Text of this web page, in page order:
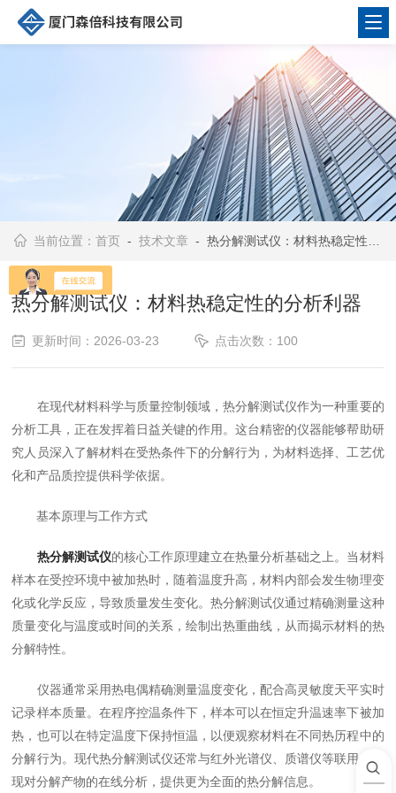
当前位置：首页 -技术文章 - 热分解测试仪：材料热稳定性的分析利器
热分解测试仪：材料热稳定性的分析利器
更新时间：2026-03-23 点击次数：100
在现代材料科学与质量控制领域，热分解测试仪作为一种重要的
分析工具，正在发挥着日益关键的作用。这台精密的仪器能够帮助研
究人员深入了解材料在受热条件下的分解行为，为材料选择、工艺优
化和产品质控提供科学依据。
基本原理与工作方式
热分解测试仪的核心工作原理建立在热量分析基础之上。当材料
样本在受控环境中被加热时，随着温度升高，材料内部会发生物理变
化或化学反应，导致质量发生变化。热分解测试仪通过精确测量这种
质量变化与温度或时间的关系，绘制出热重曲线，从而揭示材料的热
分解特性。
仪器通常采用热电偶精确测量温度变化，配合高灵敏度天平实时
记录样本质量。在程序控温条件下，样本可以在恒定升温速率下被加
热，也可以在特定温度下保持恒温，以便观察材料在不同热历程中的
分解行为。现代热分解测试仪还常与红外光谱仪、质谱仪等联用，实
现对分解产物的在线分析，提供更为全面的热分解信息。